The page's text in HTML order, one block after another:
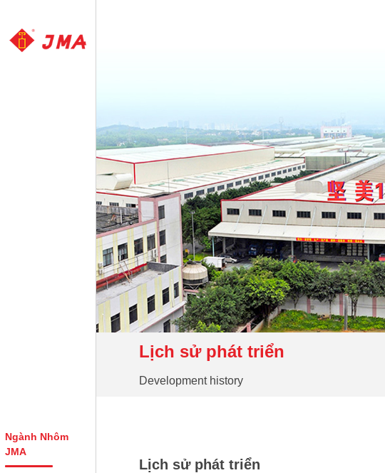
Ngành Nhôm
JMA
Lịch sử phát triển
Development history
Lịch sử phát triển